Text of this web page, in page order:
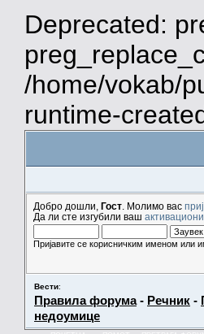
Deprecated:
/home/vokab/
runtime-
Добро дошли, Гост . Молимо вас
Да ли сте изгубили ваш
Пријавите се корисничким именом или
Вести:
Правила форума- Речник -
недоумице